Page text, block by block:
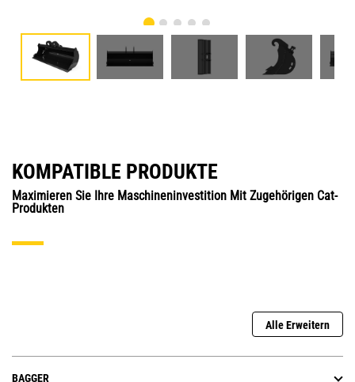
KOMPATIBLE PRODUKTE
Maximieren Sie Ihre Maschineninvestition Mit Zugehörigen Cat-
Produkten
Alle Erweitern
BAGGER